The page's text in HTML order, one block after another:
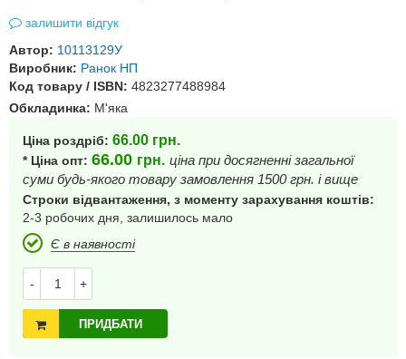
залишити відгук
Автор: 10113129У
Виробник: Ранок НП
Код товару / ISBN: 4823277488984
Обкладинка: М'яка
Ціна роздріб: 66.00 грн.
* Ціна опт: 66.00 грн. ціна при досягненні загальної
суми будь-якого товару замовлення 1500 грн. і вище
Строки відвантаження, з моменту зарахування коштів:
2-3 робочих дня, залишилось мало
Є в наявності
- +
ПРИДБАТИ